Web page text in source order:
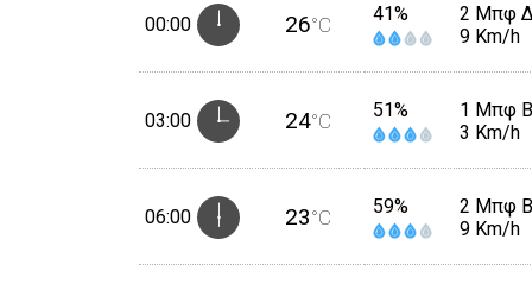
00:00 26°C 41%
2 Μπφ
9 Km/h
03:00 24°C 51%
1 Μπφ
3 Km/h
06:00 23°C 59%
2 Μπφ
9 Km/h